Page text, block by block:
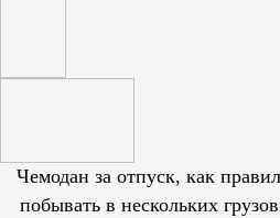
Чемодан за отпуск, как
побывать в нескольких